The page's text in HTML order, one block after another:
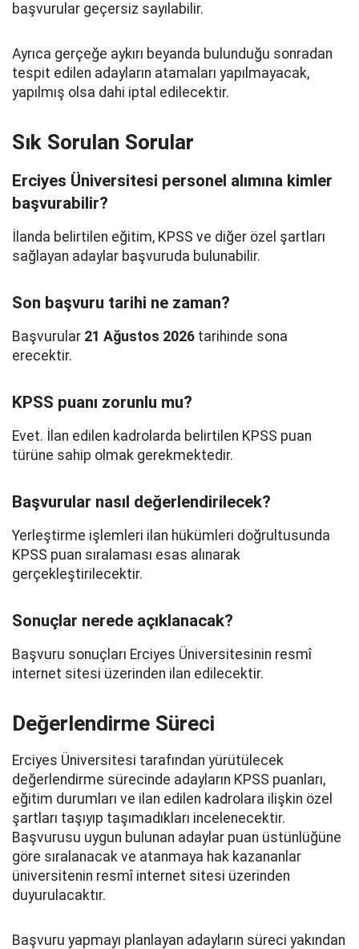
başvurular geçersiz sayılabilir.
Ayrıca gerçeğe aykırı beyanda bulunduğu sonradan
tespit edilen adayların atamaları yapılmayacak,
yapılmış olsa dahi iptal edilecektir.
Sık Sorulan Sorular
Erciyes Üniversitesi personel alımına kimler
başvurabilir?
İlanda belirtilen eğitim, KPSS ve diğer özel şartları
sağlayan adaylar başvuruda bulunabilir.
Son başvuru tarihi ne zaman?
Başvurular 21 Ağustos 2026 tarihinde sona
erecektir.
KPSS puanı zorunlu mu?
Evet. İlan edilen kadrolarda belirtilen KPSS puan
türüne sahip olmak gerekmektedir.
Başvurular nasıl değerlendirilecek?
Yerleştirme işlemleri ilan hükümleri doğrultusunda
KPSS puan sıralaması esas alınarak
gerçekleştirilecektir.
Sonuçlar nerede açıklanacak?
Başvuru sonuçları Erciyes Üniversitesinin resmî
internet sitesi üzerinden ilan edilecektir.
Değerlendirme Süreci
Erciyes Üniversitesi tarafından yürütülecek
değerlendirme sürecinde adayların KPSS puanları,
eğitim durumları ve ilan edilen kadrolara ilişkin özel
şartları taşıyıp taşımadıkları incelenecektir.
Başvurusu uygun bulunan adaylar puan üstünlüğüne
göre sıralanacak ve atanmaya hak kazananlar
üniversitenin resmî internet sitesi üzerinden
duyurulacaktır.
Başvuru yapmayı planlayan adayların süreci yakından